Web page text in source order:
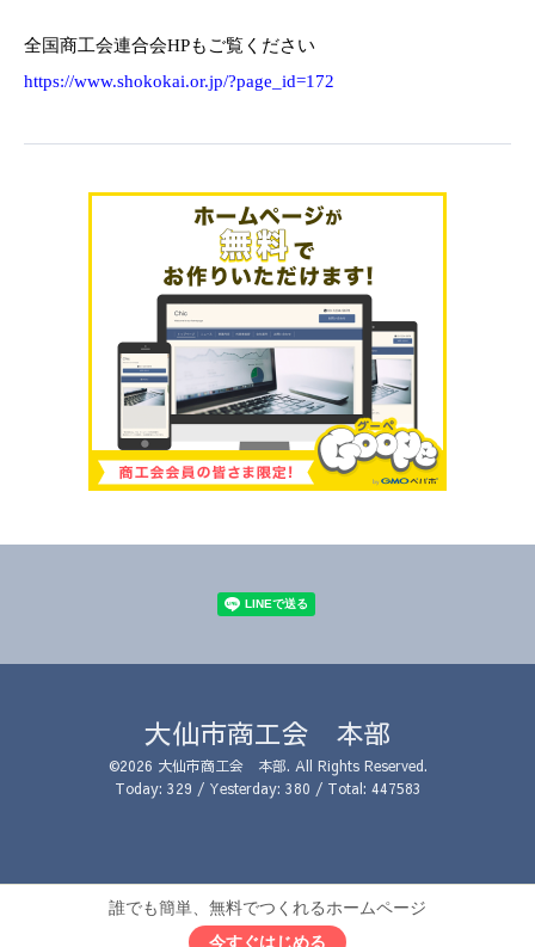
全国商工会連合会HPもご覧ください
https://www.shokokai.or.jp/?page_id=172
大仙市商工会 本部
©2026 大仙市商工会 本部. All Rights Reserved.
Today: 329 / Yesterday: 380 / Total: 447583
誰でも簡単、無料でつくれるホームページ
今すぐはじめる